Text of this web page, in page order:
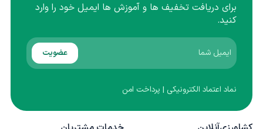
برای دریافت تخفیف ها و آموزش ها ایمیل خود را وارد
کنید.
عضویت
نماد اعتماد الکترونیکی | پرداخت امن